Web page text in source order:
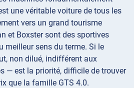
une véritable voiture de tous les
vers un grand tourisme
et Boxster sont des sportives
meilleur sens du terme. Si le
non dilué, indifférent aux
— est la priorité, difficile de trouver
que la famille GTS 4.0.